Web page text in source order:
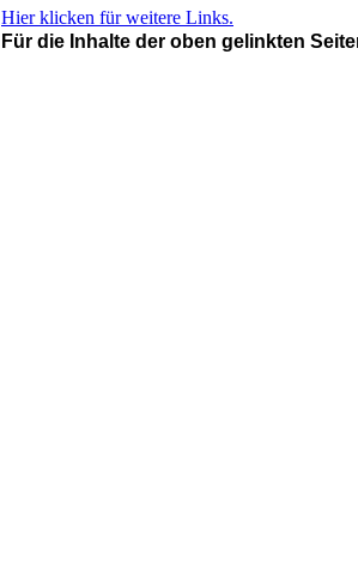
Hier klicken für weitere Links.
Für die Inhalte der oben gelinkten